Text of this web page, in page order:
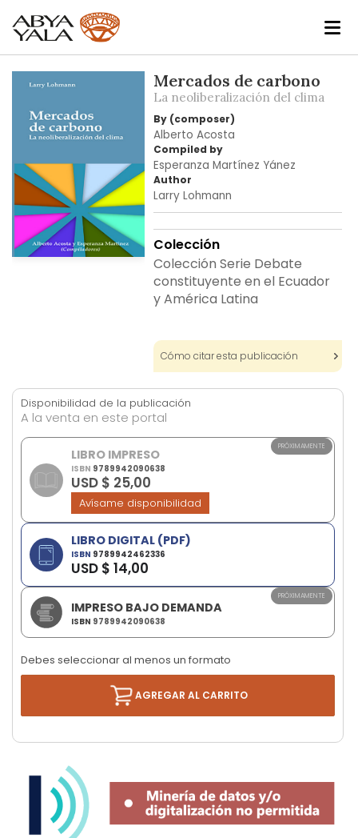
Skip
the
end
the
images
gallery
gallery
Mercados de carbono
La neoliberalización del clima
By (composer)
Alberto Acosta
Compiled by
Esperanza Martínez Yánez
Author
Larry Lohmann
Colección
Colección Serie Debate
constituyente en el Ecuador
y América Latina
Cómo citar esta publicación
Disponibilidad de la publicación
A la venta en este portal
LIBRO IMPRESO
ISBN 9789942090638
PRÓXIMAMENTE
USD $ 25,00
Avísame disponibilidad
LIBRO DIGITAL (PDF)
ISBN 9789942462336
USD $ 14,00
IMPRESO BAJO DEMANDA
ISBN 9789942090638
PRÓXIMAMENTE
Debes seleccionar al menos un formato
AGREGAR AL CARRITO